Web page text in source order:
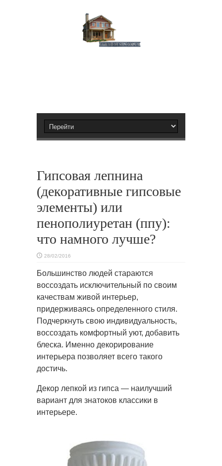
Гипсовая лепнина
(декоративные гипсовые
элементы) или
пенополиуретан (ппу):
что намного лучше?
28/02/2016
Большинство людей стараются
воссоздать исключительный по своим
качествам живой интерьер,
придерживаясь определенного стиля.
Подчеркнуть свою индивидуальность,
воссоздать комфортный уют, добавить
блеска. Именно декорирование
интерьера позволяет всего такого
достичь.
Декор лепкой из гипса — наилучший
вариант для знатоков классики в
интерьере.